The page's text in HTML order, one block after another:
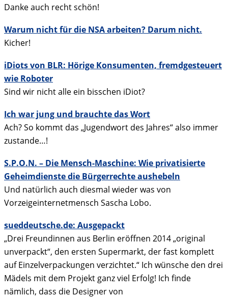
Danke auch recht schön!
Warum nicht für die NSA arbeiten? Darum nicht.
Kicher!
iDiots von BLR: Hörige Konsumenten, fremdgesteuert
wie Roboter
Sind wir nicht alle ein bisschen iDiot?
Ich war jung und brauchte das Wort
Ach? So kommt das „Jugendwort des Jahres“ also immer
zustande…!
S.P.O.N. – Die Mensch-Maschine: Wie privatisierte
Geheimdienste die Bürgerrechte aushebeln
Und natürlich auch diesmal wieder was von
Vorzeigeinternetmensch Sascha Lobo.
sueddeutsche.de: Ausgepackt
„Drei Freundinnen aus Berlin eröffnen 2014 „original
unverpackt“, den ersten Supermarkt, der fast komplett
auf Einzelverpackungen verzichtet.“ Ich wünsche den drei
Mädels mit dem Projekt ganz viel Erfolg! Ich finde
nämlich, dass die Designer von